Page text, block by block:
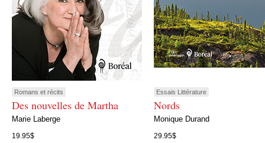
Romans et récits
Des nouvelles de Martha
Marie Laberge
19.95$
Essais Littérature
Nords
Monique Durand
29.95$